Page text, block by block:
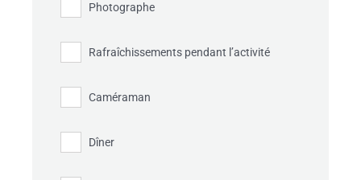
Photographe
Rafraîchissements pendant l’activité
Caméraman
Dîner